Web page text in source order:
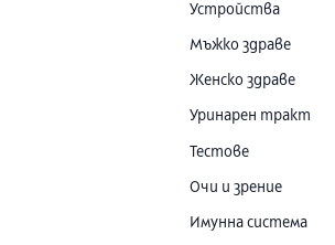
Устройства
Мъжко здраве
Женско здраве
Уринарен тракт
Тестове
Очи и зрение
Имунна система